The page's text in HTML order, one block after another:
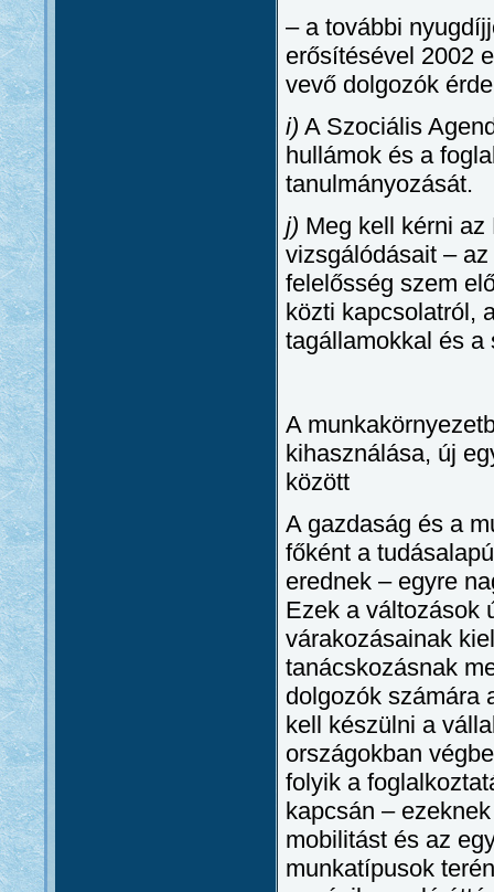
– a további
erősítésével 2002
vevő dolgozók
i) A Szociális
hullámok és a
tanulmányozását.
j) Meg kell kérni
vizsgálódásait –
felelősség szem
közti kapcsolatról,
tagállamokkal és a
A
kihasználása, új
között
A gazdaság és a
főként a
erednek – egyre
Ezek a változások
várakozásainak
tanácskozásnak
dolgozók számára
kell készülni a
országokban
folyik a
kapcsán –
mobilitást és az
munkatípusok